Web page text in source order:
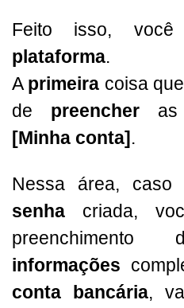
Feito isso,
plataforma.
A primeira coisa
de preencher
[Minha conta].
Nessa área, caso
senha criada,
informações
conta bancária,